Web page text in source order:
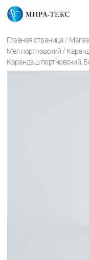
Главная страница /
Мел портновский /
Карандаш портновский,